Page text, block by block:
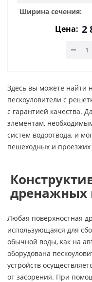
Ширина сечения:
Цена: 2
Здесь вы можете найти
пескоуловители с
с гарантией качества.
элементам,
систем водоотвода, и
пешеходных и проезжих
дренажных
Любая поверхностная
использующаяся для
обычной воды, как на
оборудована
устройств
от засорения. При